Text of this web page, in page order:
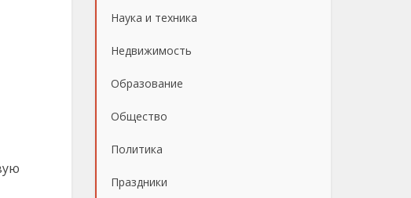
Наука и техника
Недвижимость
Образование
Общество
Политика
Праздники